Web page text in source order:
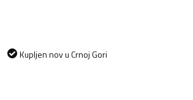
Kupljen nov u Crnoj Gori